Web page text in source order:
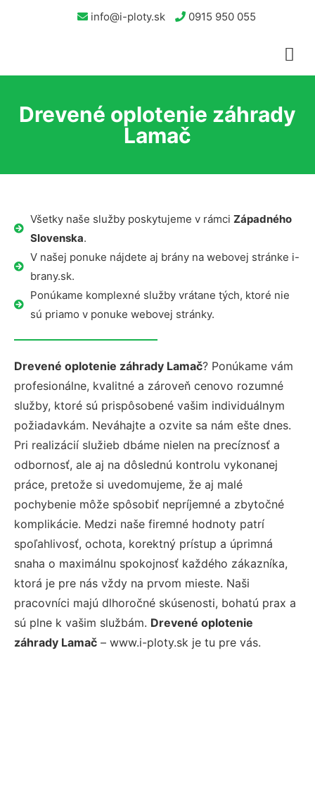
info@i-ploty.sk 0915 950 055
Drevené oplotenie záhrady
Lamač
Všetky naše služby poskytujeme v rámci Západného
Slovenska.
V našej ponuke nájdete aj brány na webovej stránke i-
brany.sk.
Ponúkame komplexné služby vrátane tých, ktoré nie
sú priamo v ponuke webovej stránky.
Drevené oplotenie záhrady Lamač? Ponúkame vám
profesionálne, kvalitné a zároveň cenovo rozumné
služby, ktoré sú prispôsobené vašim individuálnym
požiadavkám. Neváhajte a ozvite sa nám ešte dnes.
Pri realizácií služieb dbáme nielen na precíznosť a
odbornosť, ale aj na dôslednú kontrolu vykonanej
práce, pretože si uvedomujeme, že aj malé
pochybenie môže spôsobiť nepríjemné a zbytočné
komplikácie. Medzi naše firemné hodnoty patrí
spoľahlivosť, ochota, korektný prístup a úprimná
snaha o maximálnu spokojnosť každého zákazníka,
ktorá je pre nás vždy na prvom mieste. Naši
pracovníci majú dlhoročné skúsenosti, bohatú prax a
sú plne k vašim službám. Drevené oplotenie
záhrady Lamač – www.i-ploty.sk je tu pre vás.